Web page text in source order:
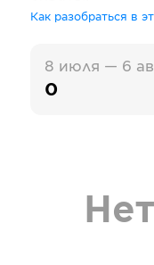
Как разобраться в
8 июля — 6
0